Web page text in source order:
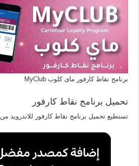
برنامج نقاط كارفور ماى كلوب MyClub
تحميل برنامج نقاط كارفور
تستطيع تحميل برنامج نقاط كارفور للاندرويد من